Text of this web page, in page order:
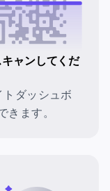
ャンしてくだ
ダッシュボ
ます。